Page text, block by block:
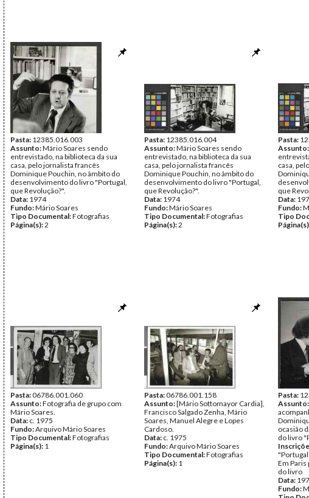
Pasta: 12385.016.003
Assunto:Mário Soares sendo
entrevistado, na biblioteca da sua
casa, pelo jornalista francês
Dominique Pouchin, no âmbito do
desenvolvimento do livro "Portugal,
que Revolução?".
Data: 1974
Fundo:Mário Soares
Tipo Documental:Fotografias
Página(s):2
Pasta: 12385.016.004
Assunto:Mário Soares sendo
entrevistado, na biblioteca da sua
casa, pelo jornalista francês
Dominique Pouchin, no âmbito do
desenvolvimento do livro "Portugal,
que Revolução?".
Data: 1974
Fundo:Mário Soares
Tipo Documental:Fotografias
Página(s):2
Pasta:
Assunto:
casa,
que
Data:
Fundo:
Tipo
Pasta:06786.001.060
Assunto:Fotografia de grupo com
Mário Soares.
Data: c. 1975
Fundo:Arquivo Mário Soares
Tipo Documental:Fotografias
Página(s): 1
Pasta:06786.001.158
Assunto:[Mário Sottomayor Cardia],
Francisco Salgado Zenha, Mário
Soares, Manuel Alegre e Lopes
Cardoso.
Data: c. 1975
Fundo:Arquivo Mário Soares
Tipo Documental:Fotografias
Página(s): 1
Pasta:
Assunto:
ocasião
do livro
"Portugal
Em
do livro
Data:
Fundo: